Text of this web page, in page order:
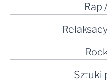
Rap
Sztuki